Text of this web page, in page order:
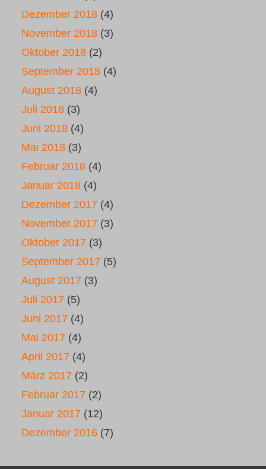
Dezember 2018 (4)
November 2018 (3)
Oktober 2018 (2)
September 2018 (4)
August 2018 (4)
Juli 2018 (3)
Juni 2018 (4)
Mai 2018 (3)
Februar 2018 (4)
Januar 2018 (4)
Dezember 2017 (4)
November 2017 (3)
Oktober 2017 (3)
September 2017 (5)
August 2017 (3)
Juli 2017 (5)
Juni 2017 (4)
Mai 2017 (4)
April 2017 (4)
März 2017 (2)
Februar 2017 (2)
Januar 2017 (12)
Dezember 2016 (7)